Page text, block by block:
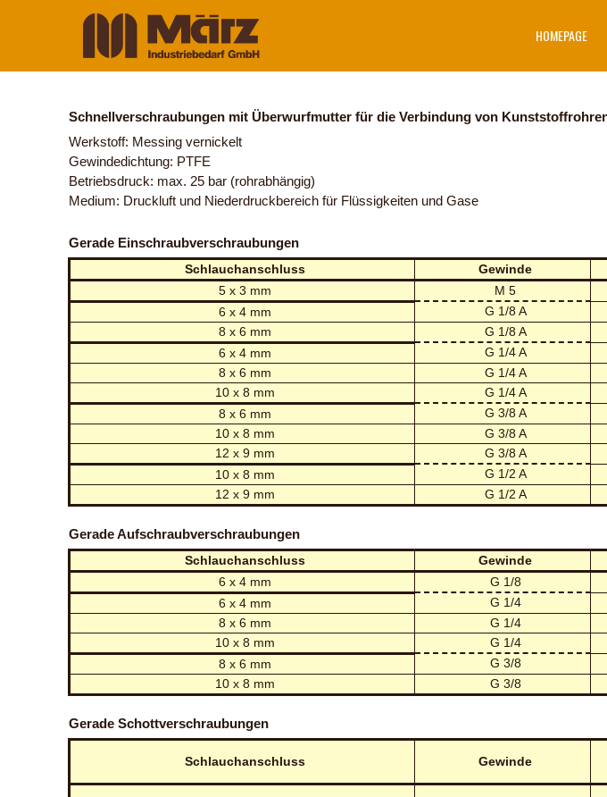
HOMEPAGE
Schnellverschraubungen mit Überwurfmutter für die Verbindung von
Werkstoff: Messing vernickelt
Gewindedichtung: PTFE
Betriebsdruck: max. 25 bar (rohrabhängig)
Medium: Druckluft und Niederdruckbereich für Flüssigkeiten und Gase
Gerade Einschraubverschraubungen
Schlauchanschluss Gewinde
5 x 3 mm
M 5
6 x 4 mm
G 1/8 A
8 x 6 mm
G 1/8 A
6 x 4 mm
G 1/4 A
8 x 6 mm
G 1/4 A
10 x 8 mm
G 1/4 A
8 x 6 mm
G 3/8 A
10 x 8 mm
G 3/8 A
12 x 9 mm
G 3/8 A
10 x 8 mm
G 1/2 A
12 x 9 mm
G 1/2 A
Gerade Aufschraubverschraubungen
Schlauchanschluss Gewinde
6 x 4 mm
G 1/8
6 x 4 mm
G 1/4
8 x 6 mm
G 1/4
10 x 8 mm
G 1/4
8 x 6 mm
G 3/8
10 x 8 mm
G 3/8
Gerade Schottverschraubungen
Schlauchanschluss Gewinde